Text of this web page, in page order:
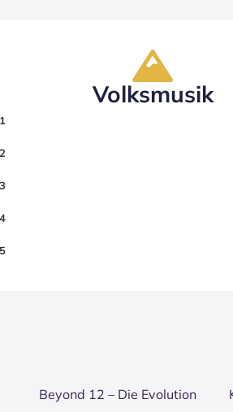
Volksmusik
Bey­ond 12 – Die Evo­lu­ti­on